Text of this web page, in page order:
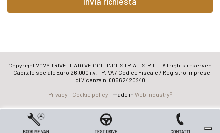
Copyright 2026 TRIVELLATO VEICOLI INDUSTRIALI S.R.L. - All rights reserved
- Capitale sociale Euro 26.000 i.v. - P.IVA / Codice Fiscale / Registro Imprese
di Vicenza n. 00562420240
Privacy - Cookie policy - made in Web Industry®